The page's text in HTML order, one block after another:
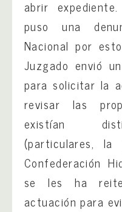
abrir
puso una
Nacional por
Juzgado envió
para solicitar la
revisar las
existían
(particulares,
Confederación
se les ha
actuación para